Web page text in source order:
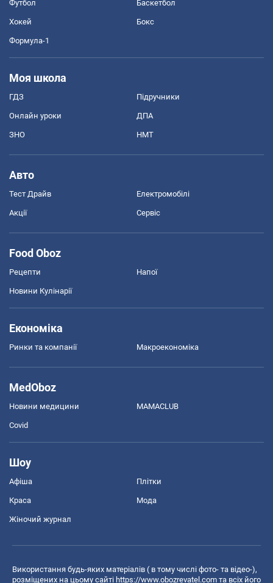
Футбол Баскетбол
Хокей Бокс
Формула-1
Моя школа
ГДЗ Підручники
Онлайн уроки ДПА
ЗНО НМТ
Авто
Тест Драйв Електромобілі
Акції Сервіс
Food Oboz
Рецепти Напої
Новини Кулінарії
Економіка
Ринки та компанії Макроекономіка
MedOboz
Новини медицини MAMACLUB
Covid
Шоу
Афіша Плітки
Краса Мода
Жіночий журнал
Використання будь-яких матеріалів ( в тому числі фото- та відео-),
розміщених на цьому сайті https://www.obozrevatel.com та всіх його